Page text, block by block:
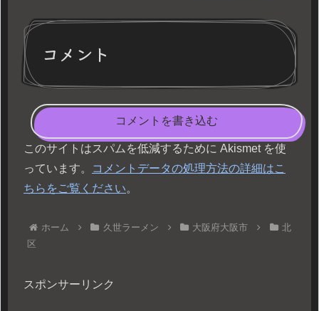
コメント
コメントを書き込む
このサイトはスパムを低減するために Akismet を使
っています。
コメントデータの処理方法の詳細はこ
ちらをご覧ください。
ホーム 久世ラーメン 大阪府大阪市
北
区
スポンサーリンク